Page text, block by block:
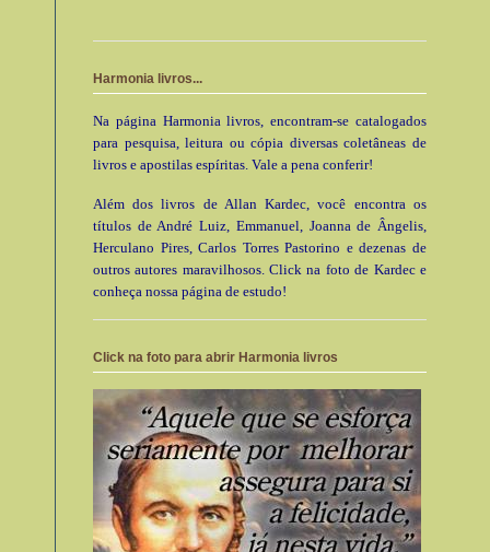
Harmonia livros...
Na página Harmonia livros, encontram-se catalogados
para pesquisa, leitura ou cópia diversas coletâneas de
livros e apostilas espíritas. Vale a pena conferir!
Além dos livros de Allan Kardec, você encontra os
títulos de André Luiz, Emmanuel, Joanna de Ângelis,
Herculano Pires, Carlos Torres Pastorino e dezenas de
outros autores maravilhosos. Click na foto de Kardec e
conheça nossa página de estudo!
Click na foto para abrir Harmonia livros